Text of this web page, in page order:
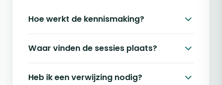
Hoe werkt de kennismaking?
Waar vinden de sessies plaats?
Heb ik een verwijzing nodig?